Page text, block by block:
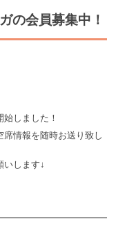
の会員募集中！
しました！
情報を随時お送り致し
いします↓